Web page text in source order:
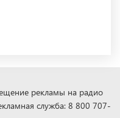
рекламы на радио
служба: 8 800 707-